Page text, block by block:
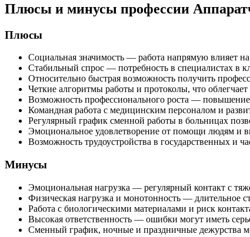
Плюсы и минусы профессии
Плюсы
Социальная значимость — работа напрямую влияет
Стабильный спрос — потребность в специалистах в
Относительно быстрая возможность получить
Четкие алгоритмы работы и протоколы, что
Возможность профессионального роста —
Командная работа с медицинским персоналом и
Регулярный график сменной работы в больницах
Эмоциональное удовлетворение от помощи людям и
Возможность трудоустройства в государственных и
Минусы
Эмоциональная нагрузка — регулярный контакт с
Физическая нагрузка и монотонность — длительное
Работа с биологическими материалами и риск
Высокая ответственность — ошибки могут иметь
Сменный график, ночные и праздничные дежурства